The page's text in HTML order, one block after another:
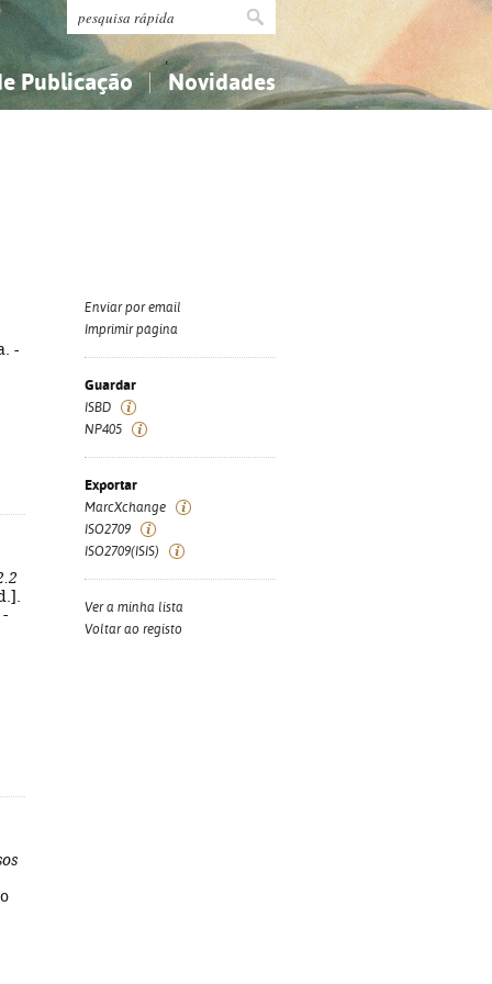
Publicação Novidades
-
Enviar por email
Imprimir página
Guardar
ISBD
NP405
Exportar
MarcXchange
ISO2709
ISO2709(ISIS)
Ver a minha lista
Voltar ao registo